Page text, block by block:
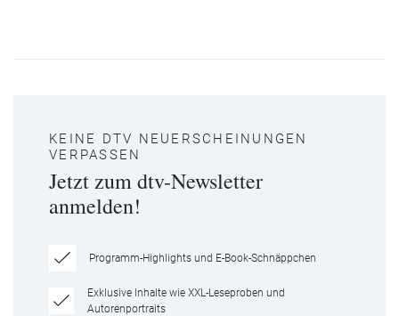
KEINE DTV NEUERSCHEINUNGEN
VERPASSEN
Jetzt zum dtv-Newsletter
anmelden!
Programm-Highlights und E-Book-Schnäppchen
Exklusive Inhalte wie XXL-Leseproben und
Autorenportraits